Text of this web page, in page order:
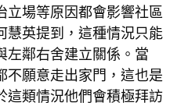
立場等原因都會影響社區
慧英提到，這種情況只能
左鄰右舍建立關係。當
不願意走出家門，這也是
這類情況他們會積極拜訪